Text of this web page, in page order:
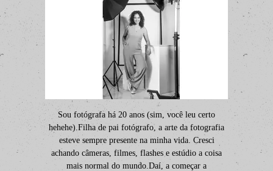
Sou fotógrafa há 20 anos (sim, você leu certo
hehehe).Filha de pai fotógrafo, a arte da fotografia
esteve sempre presente na minha vida. Cresci
achando câmeras, filmes, flashes e estúdio a coisa
mais normal do mundo.Daí, a começar a